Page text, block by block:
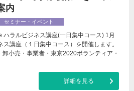
内
セミナー・イベント
ハラルビジネス講座(一日集中コース) 1月
講座（１日集中コース）を開催します。
小売・事業者・東京2020ボランティア・
詳細を見る